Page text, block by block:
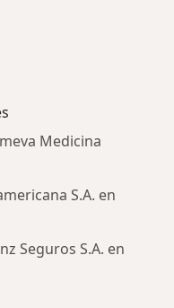
Medicina
S.A. en
Seguros S.A. en